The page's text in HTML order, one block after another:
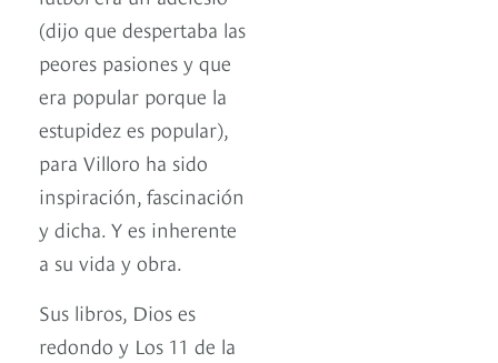
(dijo que despertaba las
peores pasiones y que
era popular porque la
estupidez es popular),
para Villoro ha sido
inspiración, fascinación
y dicha. Y es inherente
a su vida y obra.
Sus libros, Dios es
redondo y Los 11 de la